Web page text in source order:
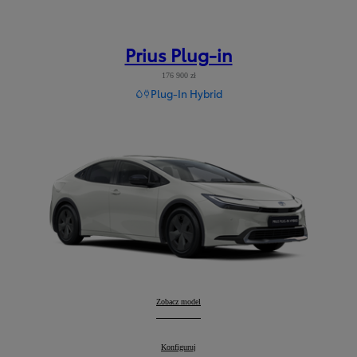
Prius Plug-in
176 900 zł
Plug-In Hybrid
Prius Plug-in:
Zobacz model
Prius Plug-in
Konfiguruj